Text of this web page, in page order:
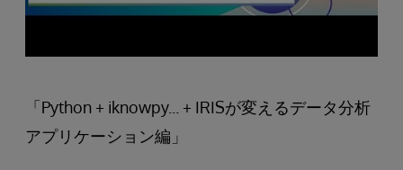
「Python + iknowpy... + IRISが変えるデータ分析
アプリケーション編」